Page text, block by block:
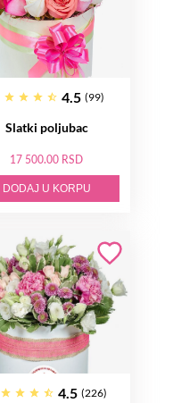
4.5 (99)
Slatki poljubac
17 500.00 RSD
DODAJ U KORPU
4.5 (226)